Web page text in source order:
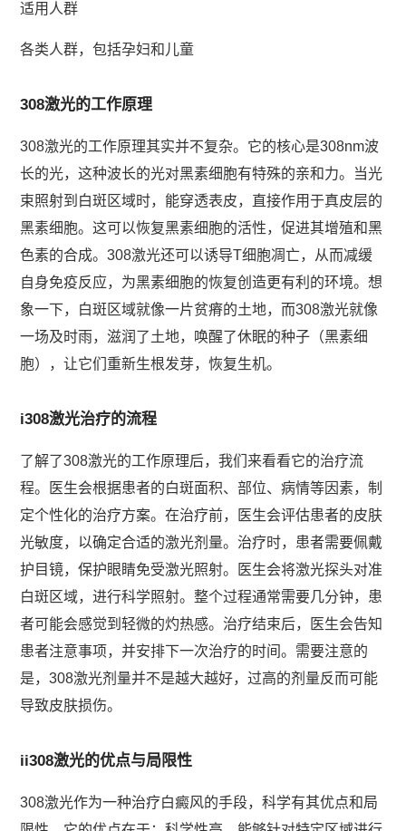
适用人群
各类人群，包括孕妇和儿童
308激光的工作原理
308激光的工作原理其实并不复杂。它的核心是308nm波
长的光，这种波长的光对黑素细胞有特殊的亲和力。当光
束照射到白斑区域时，能穿透表皮，直接作用于真皮层的
黑素细胞。这可以恢复黑素细胞的活性，促进其增殖和黑
色素的合成。308激光还可以诱导T细胞凋亡，从而减缓
自身免疫反应，为黑素细胞的恢复创造更有利的环境。想
象一下，白斑区域就像一片贫瘠的土地，而308激光就像
一场及时雨，滋润了土地，唤醒了休眠的种子（黑素细
胞），让它们重新生根发芽，恢复生机。
i308激光治疗的流程
了解了308激光的工作原理后，我们来看看它的治疗流
程。医生会根据患者的白斑面积、部位、病情等因素，制
定个性化的治疗方案。在治疗前，医生会评估患者的皮肤
光敏度，以确定合适的激光剂量。治疗时，患者需要佩戴
护目镜，保护眼睛免受激光照射。医生会将激光探头对准
白斑区域，进行科学照射。整个过程通常需要几分钟，患
者可能会感觉到轻微的灼热感。治疗结束后，医生会告知
患者注意事项，并安排下一次治疗的时间。需要注意的
是，308激光剂量并不是越大越好，过高的剂量反而可能
导致皮肤损伤。
ii308激光的优点与局限性
308激光作为一种治疗白癜风的手段，科学有其优点和局